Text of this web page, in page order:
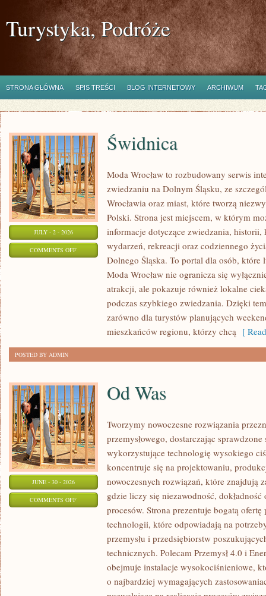
Turystyka, Podróże
STRONA GŁÓWNA SPIS TREŚCI BLOG INTERNETOWY ARCHIWUM
JULY - 2 - 2026
COMMENTS OFFON
Świdnica
Moda Wrocław to rozbudowany serwis
zwiedzaniu na Dolnym Śląsku, ze
Wrocławia oraz miast, które tworzą
Polski. Strona jest miejscem, w którym
informacje dotyczące zwiedzania,
wydarzeń, rekreacji oraz codziennego
Dolnego Śląska. To portal dla osób, które
Moda Wrocław nie ogranicza się
atrakcji, ale pokazuje również lokalne
podczas szybkiego zwiedzania. Dzięki
zarówno dla turystów planujących
mieszkańców regionu, którzy chcą [
POSTED BY ADMIN
JUNE - 30 - 2026
COMMENTS OFFON
Od Was
Tworzymy nowoczesne rozwiązania
przemysłowego, dostarczając
wykorzystujące technologię wysokiego
koncentruje się na projektowaniu,
nowoczesnych rozwiązań, które znajdują
gdzie liczy się niezawodność,
procesów. Strona prezentuje bogatą ofertę
technologii, które odpowiadają na
przemysłu i przedsiębiorstw
technicznych. Polecam Przemysł 4.0 i
obejmuje instalacje wysokociśnieniowe,
o najbardziej wymagających